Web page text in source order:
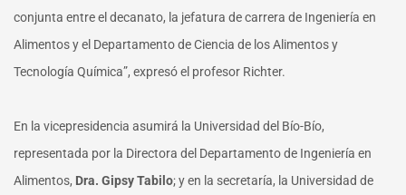
conjunta entre el decanato, la jefatura de carrera de Ingeniería en
Alimentos y el Departamento de Ciencia de los Alimentos y
Tecnología Química”, expresó el profesor Richter.
En la vicepresidencia asumirá la Universidad del Bío-Bío,
representada por la Directora del Departamento de Ingeniería en
Alimentos, Dra. Gipsy Tabilo; y en la secretaría, la Universidad de